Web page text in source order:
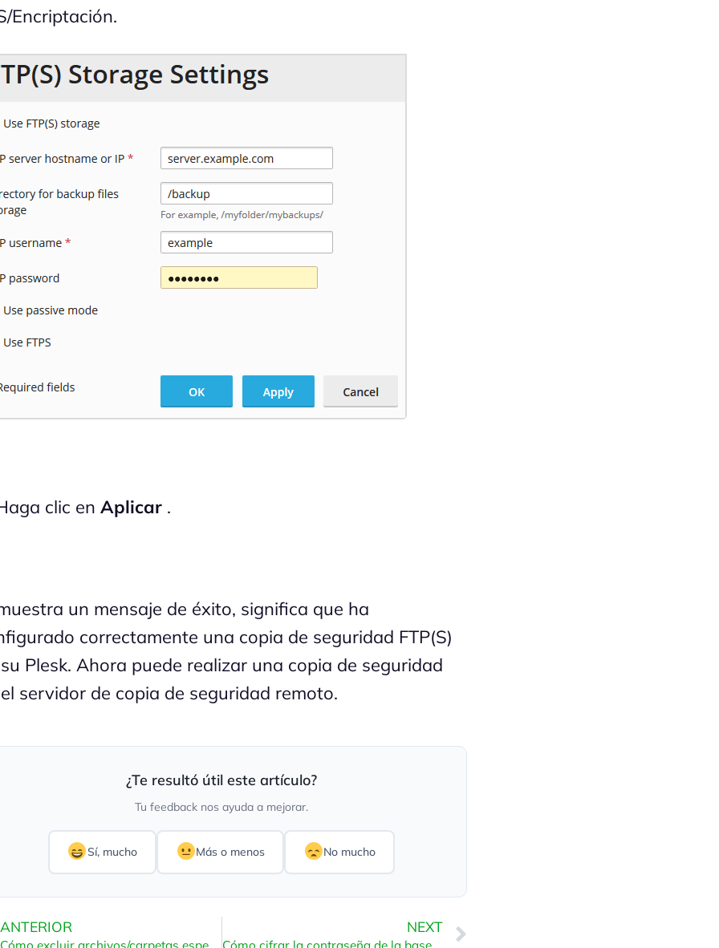
Encriptación.
clic enAplicar .
un mensaje de éxito, significa que ha
correctamente una copia de seguridad FTP(S)
Plesk. Ahora puede realizar una copia de seguridad
servidor de copia de seguridad remoto.
¿Te resultó útil este artículo?
Tu feedback nos ayuda a mejorar.
Sí, mucho Más o menos No mucho
ANTERIOR NEXT